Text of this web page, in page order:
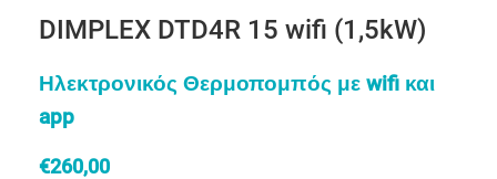
DIMPLEX DTD4R 15 wifi (1,5kW)
Ηλεκτρονικός Θερμοπομπός με wifi και
app
€260,00